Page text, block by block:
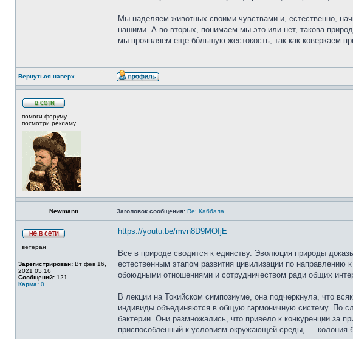
Мы наделяем животных своими чувствами и, естественно,
нашими. А во-вторых, понимаем мы это или нет, такова
мы проявляем еще бо́льшую жестокость, так как коверкаем
Вернуться наверх
помоги форуму
посмотри рекламу
Newmann Заголовок сообщения: Re: Каббала
ветеран
Зарегистрирован: Вт фев 16,
2021 05:16
Сообщений: 121
Карма: 0
https://youtu.be/mvn8D9MOIjE
Все в природе сводится к единству. Эволюция природы
естественным этапом развития цивилизации по
обоюдными отношениями и сотрудничеством ради общих
В лекции на Токийском симпозиуме, она подчеркнула, что
индивиды объединяются в общую гармоничную систему. По
бактерии. Они размножались, что привело к конкуренции за
приспособленный к условиям окружающей среды, — колония